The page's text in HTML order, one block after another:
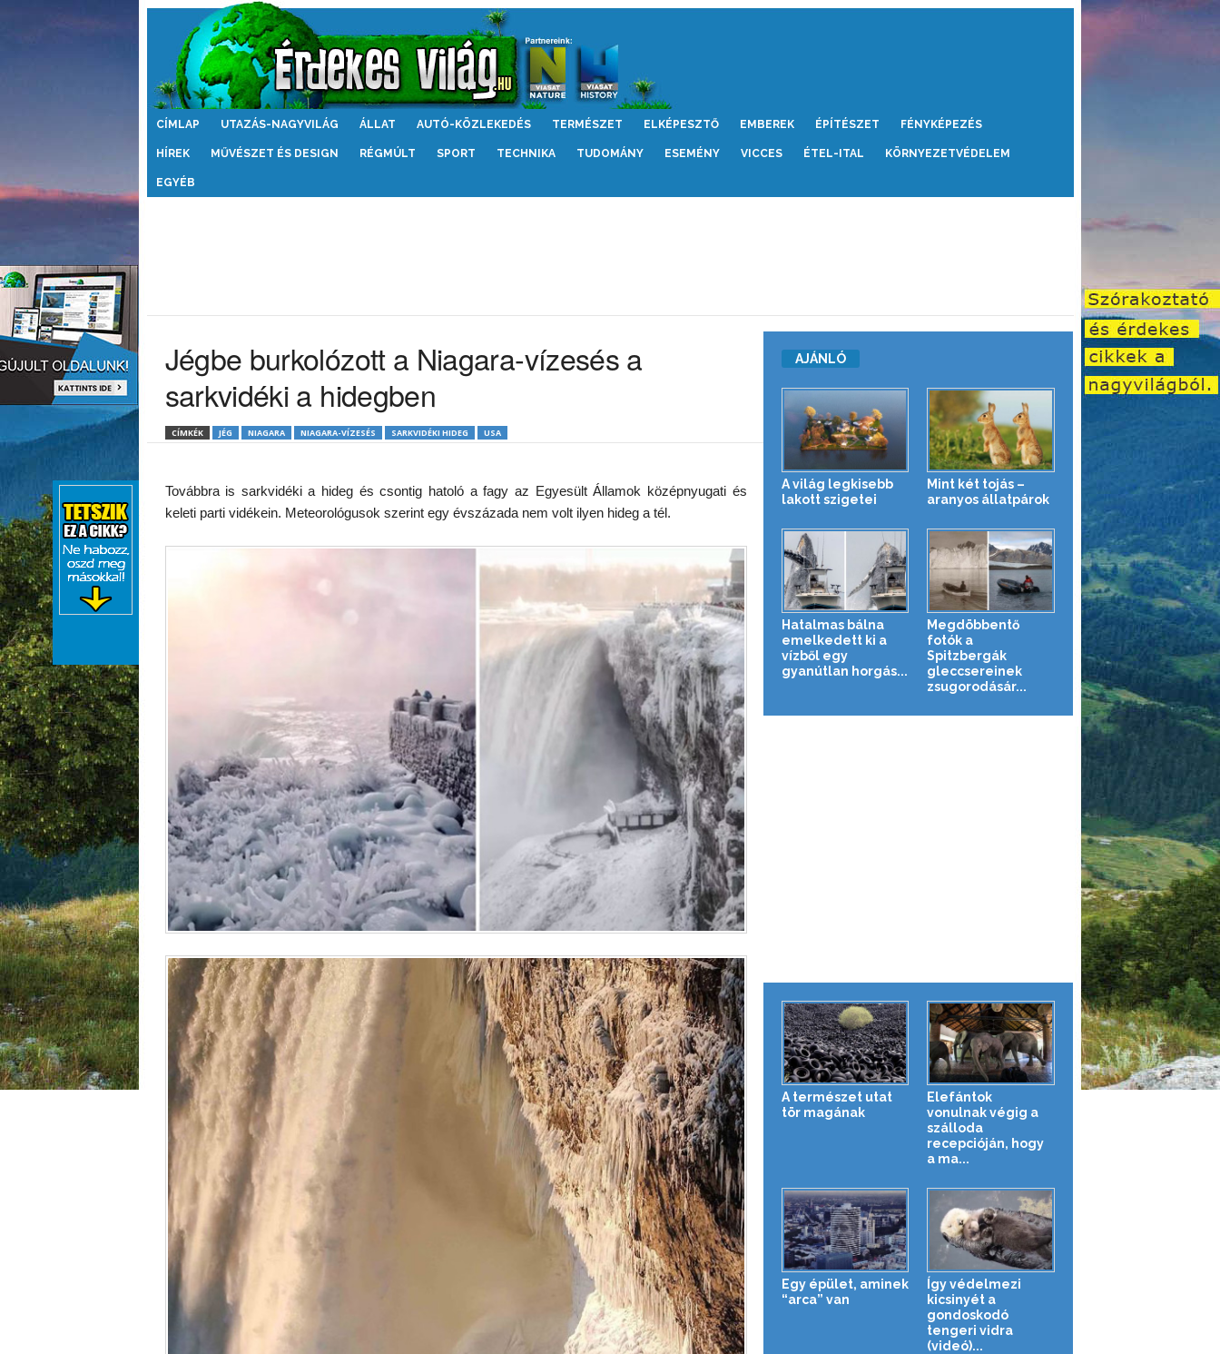
Érdekes
CÍMLAP UTAZÁS-NAGYVILÁG ÁLLAT AUTÓ-KÖZLEKEDÉS TERMÉSZET ELKÉPESZTŐ EMBEREK ÉPÍTÉSZET FÉNYKÉPEZÉS
HÍREK MŰVÉSZET ÉS DESIGN RÉGMÚLT SPORT TECHNIKA TUDOMÁNY ESEMÉNY VICCES ÉTEL-ITAL KÖRNYEZETVÉDELEM
EGYÉB
Jégbe burkolózott a Niagara-vízesés a
sarkvidéki a hidegben
CÍMKÉK JÉG NIAGARA NIAGARA-VÍZESÉS SARKVIDÉKI HIDEG USA
Továbbra is sarkvidéki a hideg és csontig hatoló a fagy az Egyesült Államok középnyugati és
keleti parti vidékein. Meteorológusok szerint egy évszázada nem volt ilyen hideg a tél.
AJÁNLÓ
A világ legkisebb
lakott szigetei
Mint két tojás –
aranyos állatpárok
Hatalmas bálna
emelkedett ki a
vízből egy
gyanútlan horgás...
Megdöbbentő
fotók a
Spitzbergák
gleccsereinek
zsugorodásár...
A természet utat
tör magának
Elefántok
vonulnak végig a
szálloda
recepcióján, hogy
a ma...
Egy épület, aminek
“arca” van
Így védelmezi
kicsinyét a
gondoskodó
tengeri vidra
(videó)...